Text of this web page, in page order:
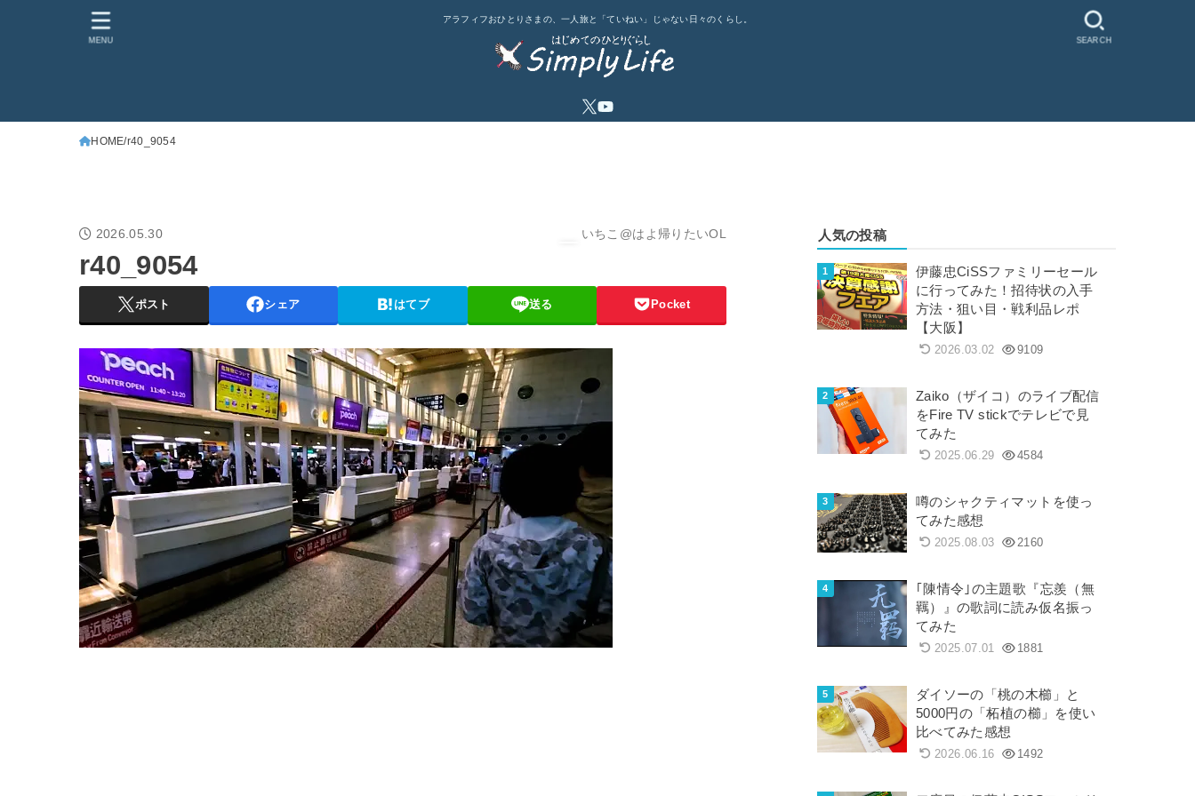
アラフィフおひとりさまの、一人旅と「ていねい」じゃない日々のくらし。
SEARCH
MENU
HOME r40_9054
2026.05.30 いちこ@はよ帰りたいOL
r40_9054
ポスト シェア はてブ 送る Pocket
人気の投稿
伊藤忠CiSSファミリーセール
に行ってみた！招待状の入手
方法・狙い目・戦利品レポ
【大阪】
2026.03.02 9109
Zaiko（ザイコ）のライブ配信
をFire TV stickでテレビで見
てみた
2025.06.29 4584
噂のシャクティマットを使っ
てみた感想
2025.08.03 2160
｢陳情令｣の主題歌『忘羨（無
羈）』の歌詞に読み仮名振っ
てみた
2025.07.01 1881
ダイソーの「桃の木櫛」と
5000円の「柘植の櫛」を使い
比べてみた感想
2026.06.16 1492